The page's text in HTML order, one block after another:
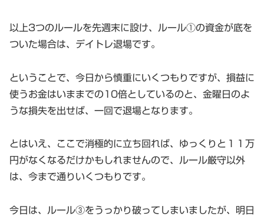
以上3つのルールを先週末に設け、ルール①の資金が底を
ついた場合は、デイトレ退場です。
ということで、今日から慎重にいくつもりですが、損益に
使うお金はいままでの10倍としているのと、金曜日のよ
うな損失を出せば、一回で退場となります。
とはいえ、ここで消極的に立ち回れば、ゆっくりと１１万
円がなくなるだけかもしれませんので、ルール厳守以外
は、今まで通りいくつもりです。
今日は、ルール③をうっかり破ってしまいましたが、明日